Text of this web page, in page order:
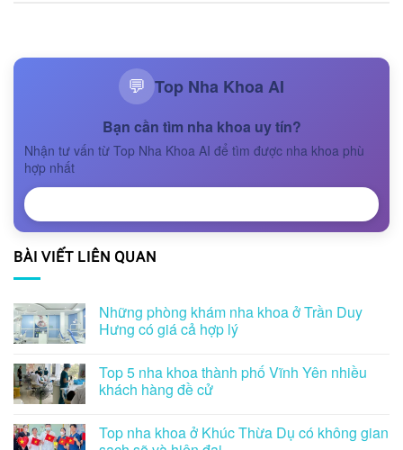
💬 Top Nha Khoa AI
Bạn cần tìm nha khoa uy tín?
Nhận tư vấn từ Top Nha Khoa AI để tìm được nha khoa phù
hợp nhất
BÀI VIẾT LIÊN QUAN
Những phòng khám nha khoa ở Trần Duy
Hưng có giá cả hợp lý
Top 5 nha khoa thành phố Vĩnh Yên nhiều
khách hàng đề cử
Top nha khoa ở Khúc Thừa Dụ có không gian